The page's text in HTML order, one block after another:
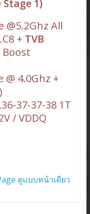
1)
@5.2Ghz All
+ TVB
@ 4.0Ghz +
37-37-38 1T
/ VDDQ
ดูแบบหน้าเดียว